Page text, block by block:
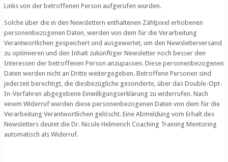
Links von der betroffenen Person aufgerufen wurden.
Solche über die in den Newslettern enthaltenen Zählpixel erhobenen
personenbezogenen Daten, werden von dem für die Verarbeitung
Verantwortlichen gespeichert und ausgewertet, um den Newsletterversand
zu optimieren und den Inhalt zukünftiger Newsletter noch besser den
Interessen der betroffenen Person anzupassen. Diese personenbezogenen
Daten werden nicht an Dritte weitergegeben. Betroffene Personen sind
jederzeit berechtigt, die diesbezügliche gesonderte, über das Double-Opt-
In-Verfahren abgegebene Einwilligungserklärung zu widerrufen. Nach
einem Widerruf werden diese personenbezogenen Daten von dem für die
Verarbeitung Verantwortlichen gelöscht. Eine Abmeldung vom Erhalt des
Newsletters deutet die Dr. Nicole Helmerich Coaching Training Mentoring
automatisch als Widerruf.